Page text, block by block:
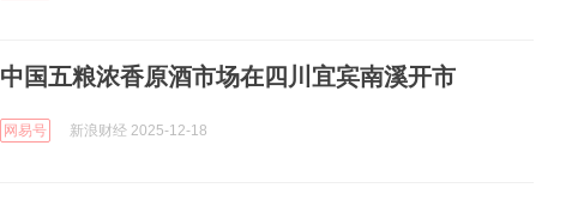
中国五粮浓香原酒市场在四川宜宾南溪开市
网易号 新浪财经 2025-12-18